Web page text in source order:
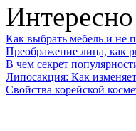
Интересно
Как выбрать мебель и не
Преображение лица, как
В чем секрет
Липосакция: Как
Свойства корейской